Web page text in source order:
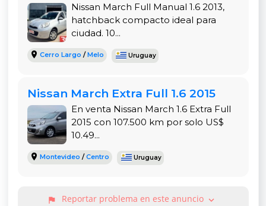
Nissan March Full Manual 1.6 2013,
hatchback compacto ideal para
ciudad. 10...
Cerro Largo /Melo Uruguay
Nissan March Extra Full 1.6 2015
En venta Nissan March 1.6 Extra Full
2015 con 107.500 km por solo US$
10.49...
Montevideo /Centro Uruguay
flag Reportar problema en este anuncio expand_more